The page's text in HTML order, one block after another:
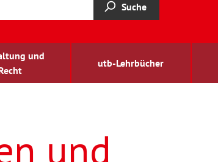
Suche
und
utb-Lehrbücher
und